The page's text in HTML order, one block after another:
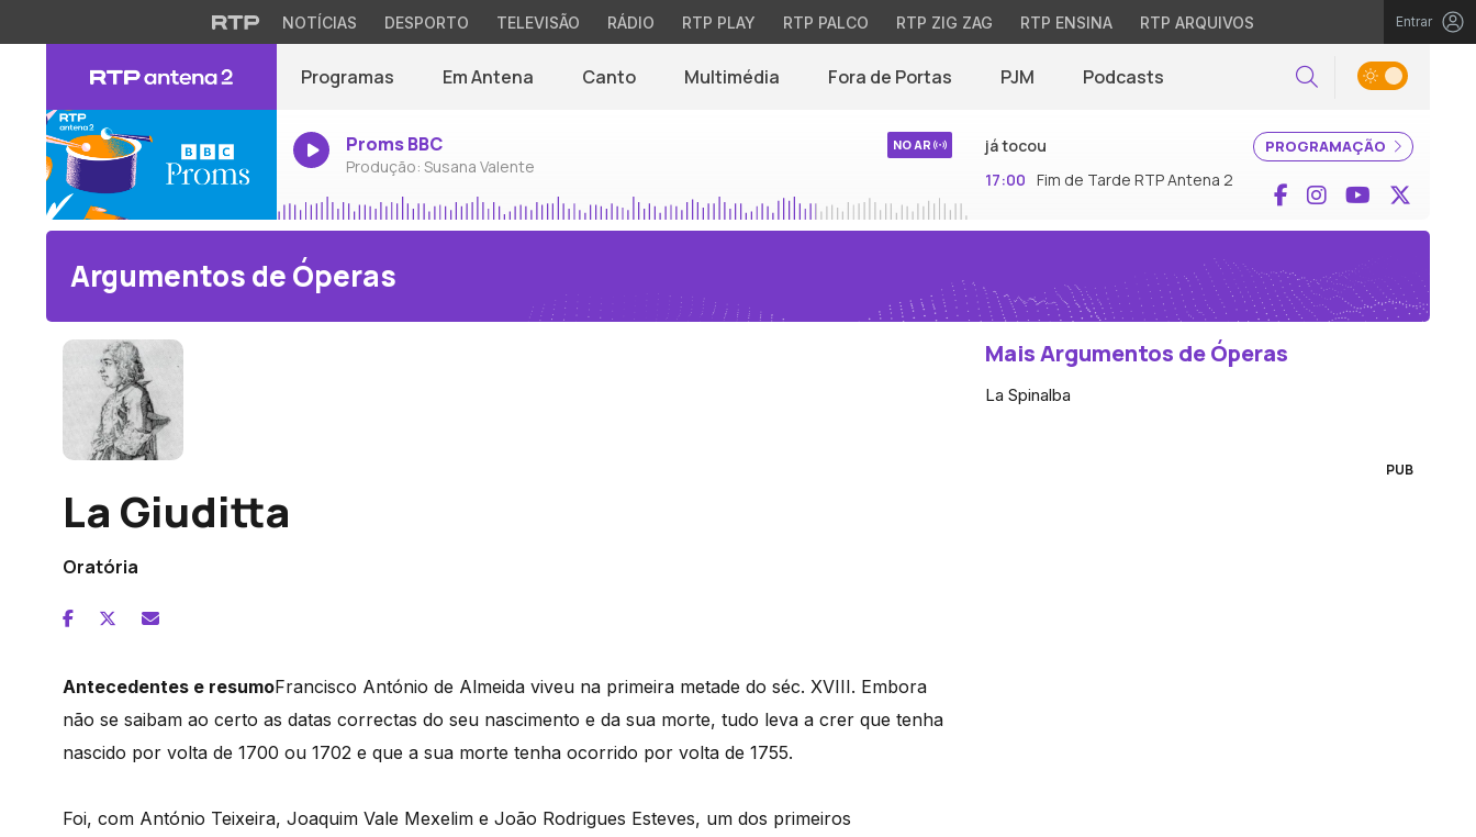
NOTÍCIAS DESPORTO TELEVISÃO RÁDIO RTP PLAY RTP PALCO RTP ZIG ZAG RTP ENSINA RTP ARQUIVOS Entrar
Programas Em Antena Canto Multimédia Fora de Portas PJM Podcasts Pesquisar
Proms BBC
Produção: Susana Valente
NO AR PROGRAMAÇÃO
já tocou
17:00 Fim de Tarde RTP Antena 2 Facebook
InstagramYouTube
Argumentos de Óperas
La Giuditta
Oratória
Antecedentes e resumoFrancisco António de Almeida viveu na primeira metade do séc. XVIII. Embora
não se saibam ao certo as datas correctas do seu nascimento e da sua morte, tudo leva a crer que tenha
nascido por volta de 1700 ou 1702 e que a sua morte tenha ocorrido por volta de 1755.
Foi, com António Teixeira, Joaquim Vale Mexelim e João Rodrigues Esteves, um dos primeiros
Mais Argumentos de Óperas
La Spinalba
PUB